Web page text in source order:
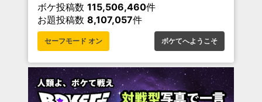
ボケ投稿数 115,506,460件
お題投稿数 8,107,057件
セーフモード オン ボケてへようこそ